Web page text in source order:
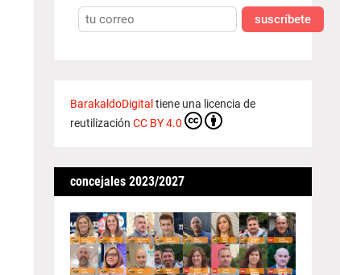
suscríbete
BarakaldoDigital tiene una licencia de
reutilización CC BY 4.0
concejales 2023/2027